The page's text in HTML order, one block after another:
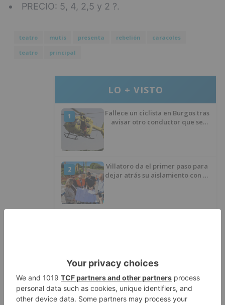
PRECIO: 5, 4, 2,5 y 2 ?.
teatro mutis presenta rebelión
caracoles
teatro
principal
LO + VISTO
1
Fallece un ciclista en Burgos tras
avisar otro conductor que se
2
Villatoro da el primer paso para
dejar atrás su aislamiento con el
4
el día de su patrón